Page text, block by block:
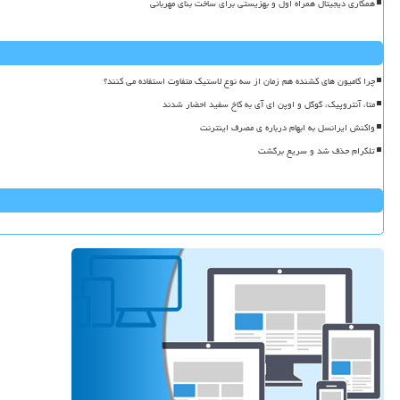
همکاری دیجیتال همراه اول و بهزیستی برای ساخت بنای مهربانی
چرا کامیون های کشنده هم زمان از سه نوع لاستیک متفاوت استفاده می کنند؟
متا، آنتروپیک، گوگل و اوپن ای آی به کاخ سفید احضار شدند
واکنش ایرانسل به ابهام درباره ی مصرف اینترنت
تلگرام حذف شد و سریع برگشت